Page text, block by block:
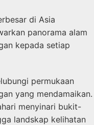
di Asia
panorama alam
kepada setiap
permukaan
yang mendamaikan.
menyinari bukit-
landskap kelihatan